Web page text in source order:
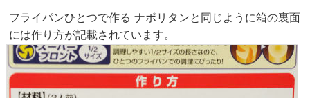
フライパンひとつで作る ナポリタンと同じように箱の裏面
には作り方が記載されています。